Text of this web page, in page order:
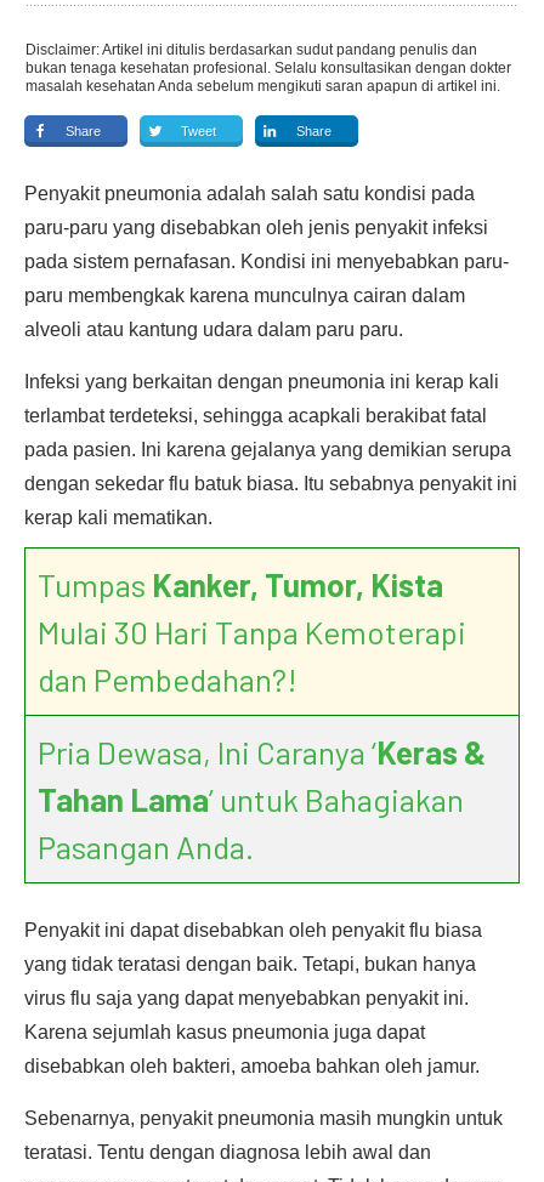
Disclaimer: Artikel ini ditulis berdasarkan sudut pandang penulis dan
bukan tenaga kesehatan profesional. Selalu konsultasikan dengan dokter
masalah kesehatan Anda sebelum mengikuti saran apapun di artikel ini.
Share Tweet Share
Penyakit pneumonia adalah salah satu kondisi pada
paru-paru yang disebabkan oleh jenis penyakit infeksi
pada sistem pernafasan. Kondisi ini menyebabkan paru-
paru membengkak karena munculnya cairan dalam
alveoli atau kantung udara dalam paru paru.
Infeksi yang berkaitan dengan pneumonia ini kerap kali
terlambat terdeteksi, sehingga acapkali berakibat fatal
pada pasien. Ini karena gejalanya yang demikian serupa
dengan sekedar flu batuk biasa. Itu sebabnya penyakit ini
kerap kali mematikan.
Tumpas Kanker, Tumor, Kista
Mulai 30 Hari Tanpa Kemoterapi
dan Pembedahan?!
Pria Dewasa, Ini Caranya ‘Keras &
Tahan Lama’ untuk Bahagiakan
Pasangan Anda.
Penyakit ini dapat disebabkan oleh penyakit flu biasa
yang tidak teratasi dengan baik. Tetapi, bukan hanya
virus flu saja yang dapat menyebabkan penyakit ini.
Karena sejumlah kasus pneumonia juga dapat
disebabkan oleh bakteri, amoeba bahkan oleh jamur.
Sebenarnya, penyakit pneumonia masih mungkin untuk
teratasi. Tentu dengan diagnosa lebih awal dan